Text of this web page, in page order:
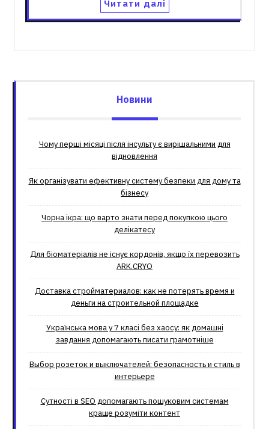
Читати далі
Новини
Чому перші місяці після інсульту є вирішальними для
відновлення
Як організувати ефективну систему безпеки для дому та
бізнесу
Чорна ікра: що варто знати перед покупкою цього
делікатесу
Для біоматеріалів не існує кордонів, якщо їх перевозить
ARK.CRYO
Доставка стройматериалов: как не потерять время и
деньги на строительной площадке
Українська мова у 7 класі без хаосу: як домашні
завдання допомагають писати грамотніше
Выбор розеток и выключателей: безопасность и стиль в
интерьере
Сутності в SEO допомагають пошуковим системам
краще розуміти контент